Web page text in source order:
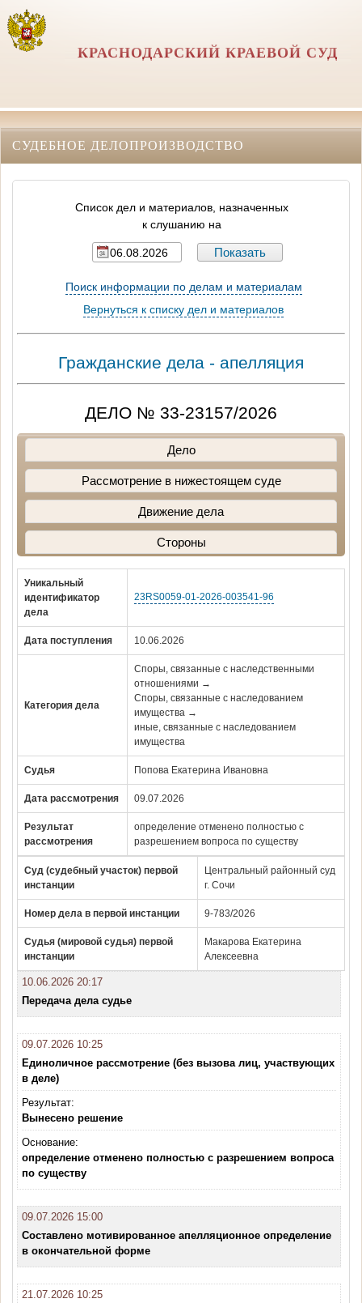
КРАСНОДАРСКИЙ КРАЕВОЙ СУД
СУДЕБНОЕ ДЕЛОПРОИЗВОДСТВО
Список дел и материалов, назначенных
к слушанию на
Поиск информации по делам и материалам
Вернуться к списку дел и материалов
Гражданские дела - апелляция
ДЕЛО № 33-23157/2026
Дело
Рассмотрение в нижестоящем суде
Движение дела
Стороны
Уникальный
идентификатор
дела
23RS0059-01-2026-003541-96
Дата поступления 10.06.2026
Категория дела
Споры, связанные с наследственными
отношениями →
Споры, связанные с наследованием
имущества →
иные, связанные с наследованием
имущества
Судья Попова Екатерина Ивановна
Дата рассмотрения 09.07.2026
Результат
рассмотрения
определение отменено полностью с
разрешением вопроса по существу
Суд (судебный участок) первой
инстанции
Центральный районный суд
г. Сочи
Номер дела в первой инстанции 9-783/2026
Судья (мировой судья) первой
инстанции
Макарова Екатерина
Алексеевна
10.06.2026 20:17
Передача дела судье
09.07.2026 10:25
Единоличное рассмотрение (без вызова лиц, участвующих
в деле)
Результат:
Вынесено решение
Основание:
определение отменено полностью с разрешением вопроса
по существу
09.07.2026 15:00
Составлено мотивированное апелляционное определение
в окончательной форме
21.07.2026 10:25